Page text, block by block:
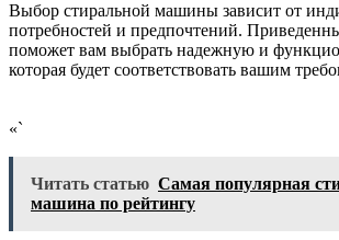
Выбор стиральной машины зависит от
потребностей и предпочтений.
поможет вам выбрать надежную и
которая будет соответствовать вашим
«`
Читать статью Самая популярная
машина по рейтингу